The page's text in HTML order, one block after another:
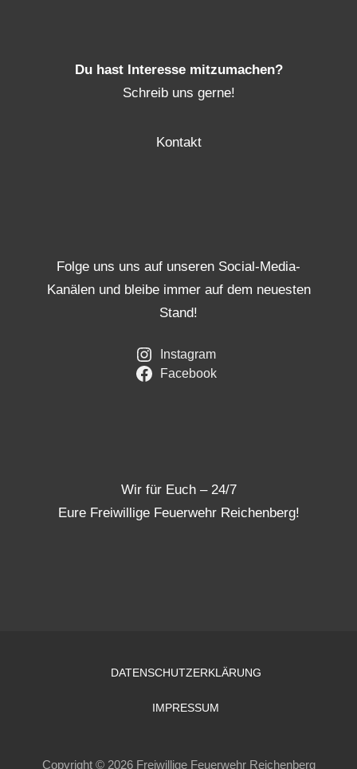
Du hast Interesse mitzumachen?
Schreib uns gerne!
Kontakt
Folge uns uns auf unseren Social-Media-
Kanälen und bleibe immer auf dem neuesten
Stand!
Instagram
Facebook
Wir für Euch – 24/7
Eure Freiwillige Feuerwehr Reichenberg!
DATENSCHUTZERKLÄRUNG
IMPRESSUM
Copyright © 2026 Freiwillige Feuerwehr Reichenberg